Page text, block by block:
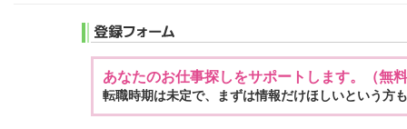
あなたのお仕事探しをサポートします。（無
転職時期は未定で、まずは情報だけほしいという方